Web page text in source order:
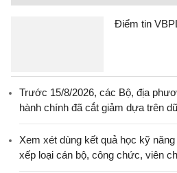
Điểm tin
Trước 15/8/2026, các Bộ, địa
hành chính đã cắt giảm dựa trên
Xem xét dùng kết quả học kỹ
xếp loại cán bộ, công chức, viên